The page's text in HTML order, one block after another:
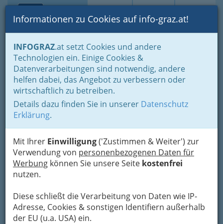
Suche Login Toggle
Informationen zu Cookies auf info-graz.at!
INFOGRAZ.at setzt Cookies und andere
Technologien ein. Einige Cookies &
Datenverarbeitungen sind notwendig, andere
helfen dabei, das Angebot zu verbessern oder
wirtschaftlich zu betreiben.
Details dazu finden Sie in unserer Datenschutz
Erklärung.
Mit Ihrer Einwilligung('Zustimmen & Weiter') zur
Verwendung von personenbezogenen Daten für
Werbung können Sie unsere Seite kostenfrei
nutzen.
Diese schließt die Verarbeitung von Daten wie IP-
Adresse, Cookies & sonstigen Identifiern außerhalb
der EU (u.a. USA) ein.
Home Branchen Wohnen & Einrichten
Einrichten
Zeitungshändler & Zeitschriftenhändler
Akupunktur-Medienhandel
GmbH
Kreuzgasse 21, 8010 Graz
+43 316 322 822
Karte
Adresse mit Google Maps anschauen